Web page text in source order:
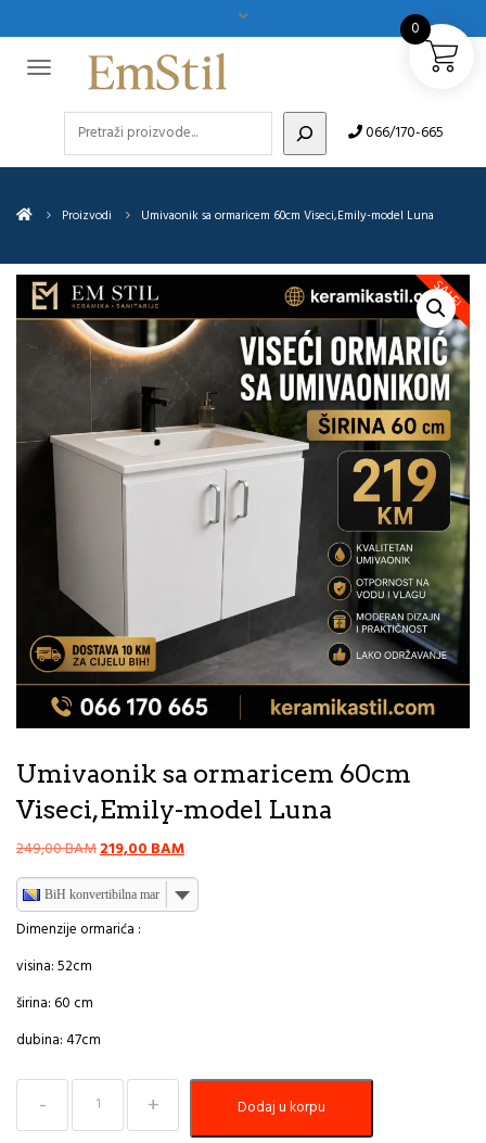
066/170-665
Proizvodi Umivaonik sa ormaricem 60cm Viseci,Emily-model Luna
SALE!
Umivaonik sa ormaricem 60cm
Viseci,Emily-model Luna
249,00BAMOriginal
was:
249,00 BAM.
219,00BAMCurrent
is:
219,00 BAM.
BiH konvertibilna marka
Dimenzije ormarića :
visina: 52cm
širina: 60 cm
dubina: 47cm
Umivaonik
ormaricem
Dodaj u korpu
0